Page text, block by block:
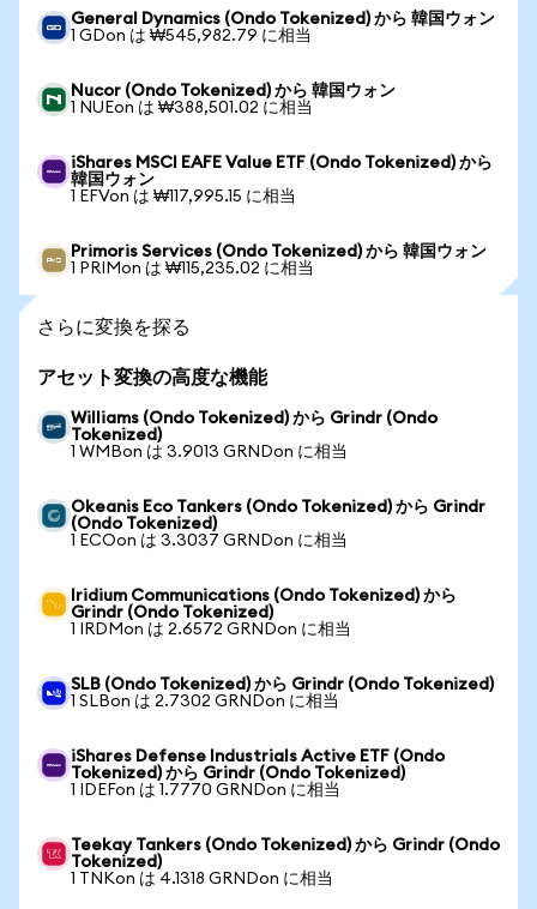
General Dynamics (Ondo Tokenized) から 韓国ウォン
1 GDon は ₩545,982.79 に相当
Nucor (Ondo Tokenized) から 韓国ウォン
1 NUEon は ₩388,501.02 に相当
iShares MSCI EAFE Value ETF (Ondo Tokenized) から
韓国ウォン
1 EFVon は ₩117,995.15 に相当
Primoris Services (Ondo Tokenized) から 韓国ウォン
1 PRIMon は ₩115,235.02 に相当
さらに変換を探る
アセット変換の高度な機能
Williams (Ondo Tokenized) から Grindr (Ondo
Tokenized)
1 WMBon は 3.9013 GRNDon に相当
Okeanis Eco Tankers (Ondo Tokenized) から Grindr
(Ondo Tokenized)
1 ECOon は 3.3037 GRNDon に相当
Iridium Communications (Ondo Tokenized) から
Grindr (Ondo Tokenized)
1 IRDMon は 2.6572 GRNDon に相当
SLB (Ondo Tokenized) から Grindr (Ondo Tokenized)
1 SLBon は 2.7302 GRNDon に相当
iShares Defense Industrials Active ETF (Ondo
Tokenized) から Grindr (Ondo Tokenized)
1 IDEFon は 1.7770 GRNDon に相当
Teekay Tankers (Ondo Tokenized) から Grindr (Ondo
Tokenized)
1 TNKon は 4.1318 GRNDon に相当